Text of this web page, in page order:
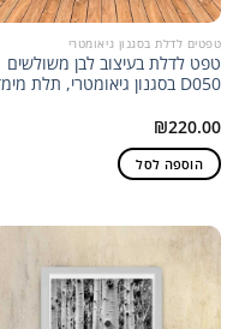
טפטים לדלת בסגנון גיאומטרי
טפט לדלת בעיצוב לבן משולשים
D050 בסגנון גיאומטרי, תלת מימד
₪220.00
הוספה לסל